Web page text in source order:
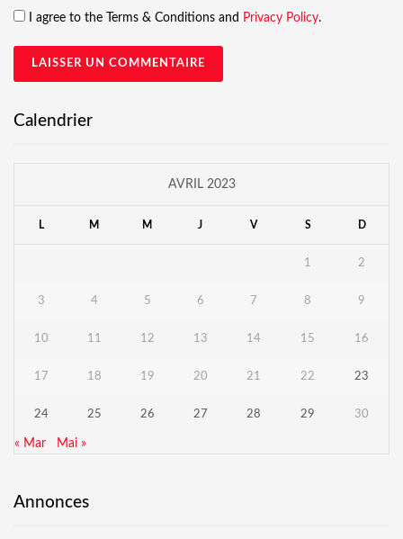
I agree to the Terms & Conditions and Privacy Policy.
Calendrier
AVRIL 2023
L M M J V S D
1 2
3 4 5 6 7 8 9
10 11 12 13 14 15 16
17 18 19 20 21 22 23
24 25 26 27 28 29 30
« Mar Mai »
Annonces